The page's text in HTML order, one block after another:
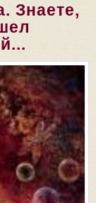
Знаете,